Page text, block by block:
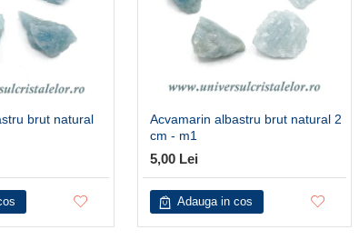
brut natural
Acvamarin albastru brut natural 2
cm - m1
5,00 Lei
Adauga in cos